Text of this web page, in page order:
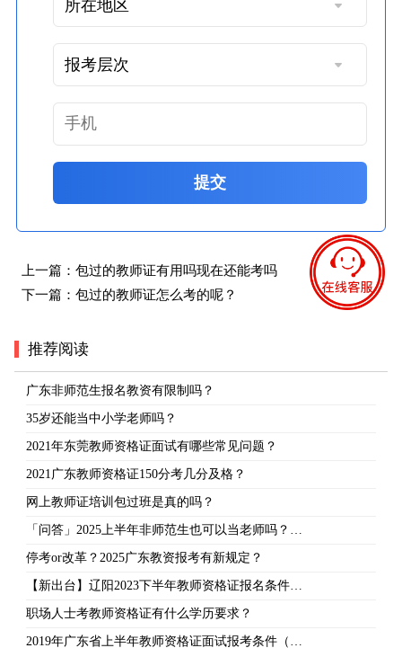
提交
上一篇： 包过的教师证有用吗现在还能考吗
下一篇： 包过的教师证怎么考的呢？
推荐阅读
广东非师范生报名教资有限制吗？
35岁还能当中小学老师吗？
2021年东莞教师资格证面试有哪些常见问题？
2021广东教师资格证150分考几分及格？
网上教师证培训包过班是真的吗？
「问答」2025上半年非师范生也可以当老师吗？…
停考or改革？2025广东教资报考有新规定？
【新出台】辽阳2023下半年教师资格证报名条件…
职场人士考教师资格证有什么学历要求？
2019年广东省上半年教师资格证面试报考条件（…